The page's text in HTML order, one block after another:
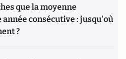
que la moyenne
consécutive : jusqu'où
?